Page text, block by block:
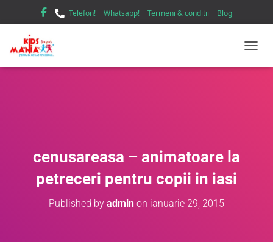
Telefon! Whatsapp! Termeni & conditii Blog
cenusareasa – animatoare la
petreceri pentru copii in iasi
Published by admin on ianuarie 29, 2015